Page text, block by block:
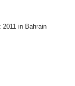
in Bahrain